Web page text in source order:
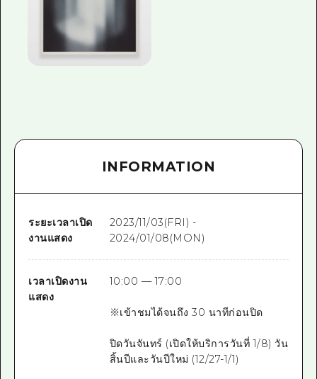
INFORMATION
ระยะเวลาเปิด
งานแสดง
2023/11/03(FRI) -
2024/01/08(MON)
เวลาเปิดงาน
แสดง
10:00 — 17:00
※เข้าชมได้จนถึง 30 นาทีก่อนปิด
ปิดวันจันทร์ (เปิดให้บริการวันที่ 1/8) วัน
สิ้นปีและวันปีใหม่ (12/27-1/1)